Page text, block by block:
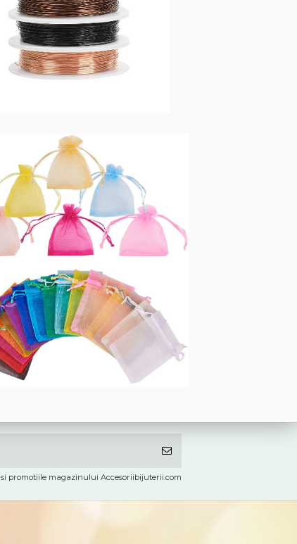
promotiile magazinului Accesoriibijuterii.com